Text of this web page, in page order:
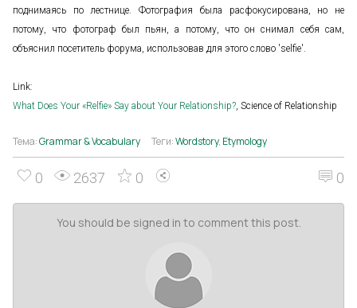
поднимаясь по лестнице. Фотография была расфокусирована, но не
потому, что фотограф был пьян, а потому, что он снимал себя сам,
объяснил посетитель форума, использовав для этого слово 'selfie'.
Link:
What Does Your «Relfie» Say about Your Relationship?, Science of Relationship
Тема:Grammar & Vocabulary Теги:Wordstory, Etymology
0 2637 0 0
You should be signed in to comment this post.